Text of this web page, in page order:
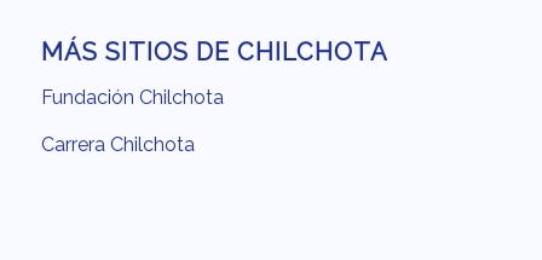
MÁS SITIOS DE CHILCHOTA
Fundación Chilchota
Carrera Chilchota